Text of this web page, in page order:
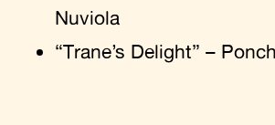
Nuviola
“Trane’s Delight” –